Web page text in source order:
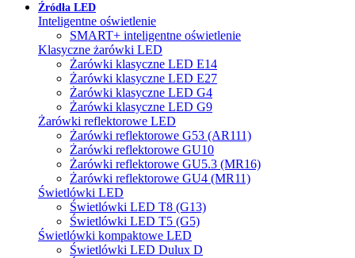
Źródła LED
Inteligentne oświetlenie
SMART+ inteligentne oświetlenie
Klasyczne żarówki LED
Żarówki klasyczne LED E14
Żarówki klasyczne LED E27
Żarówki klasyczne LED G4
Żarówki klasyczne LED G9
Żarówki reflektorowe LED
Żarówki reflektorowe G53 (AR111)
Żarówki reflektorowe GU10
Żarówki reflektorowe GU5.3 (MR16)
Żarówki reflektorowe GU4 (MR11)
Świetlówki LED
Świetlówki LED T8 (G13)
Świetlówki LED T5 (G5)
Świetlówki kompaktowe LED
Świetlówki LED Dulux D